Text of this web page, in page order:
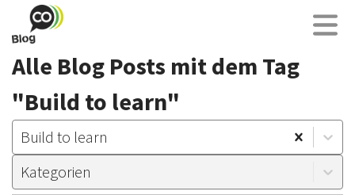
Alle Blog Posts mit dem Tag
"Build to learn"
Build to learn
Kategorien